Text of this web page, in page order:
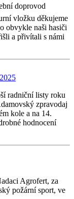
doprovod
vložku děkujeme
obvykle naši hasiči
a přivítali s námi
radniční listy roku
zpravodaj
kole a na 14.
hodnocení
Agrofert, za
požární sport, ve